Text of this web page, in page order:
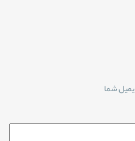
شما